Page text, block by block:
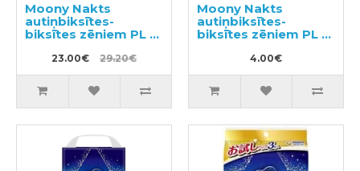
Moony Nakts
autiņbiksītes-
biksītes zēniem PL 9-
23.00€ 29.20€
Moony Nakts
autiņbiksītes-
biksītes zēniem PL 9-
4.00€